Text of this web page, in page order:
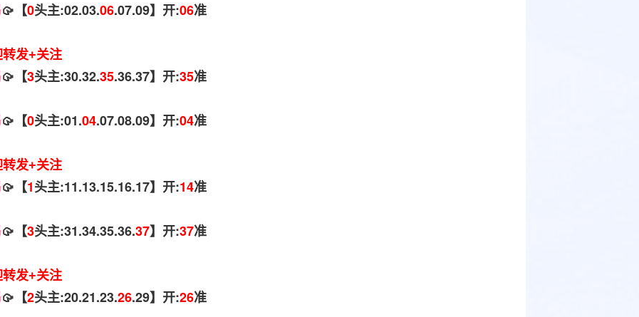
🥠【0头主:02.03.06.07.09】开:06准
发+关注
🥠【3头主:30.32.35.36.37】开:35准
🥠【0头主:01.04.07.08.09】开:04准
发+关注
🥠【1头主:11.13.15.16.17】开:14准
🥠【3头主:31.34.35.36.37】开:37准
发+关注
🥠【2头主:20.21.23.26.29】开:26准